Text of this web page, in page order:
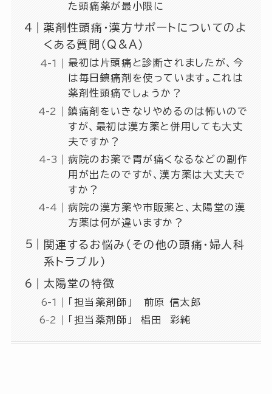
た頭痛薬が最小限に
薬剤性頭痛・漢方サポートについてのよ
くある質問（Q&A）
最初は片頭痛と診断されましたが、今
は毎日鎮痛剤を使っています。これは
薬剤性頭痛でしょうか？
鎮痛剤をいきなりやめるのは怖いので
すが、最初は漢方薬と併用しても大丈
夫ですか？
病院のお薬で胃が痛くなるなどの副作
用が出たのですが、漢方薬は大丈夫で
すか？
病院の漢方薬や市販薬と、太陽堂の漢
方薬は何が違いますか？
関連するお悩み（その他の頭痛・婦人科
系トラブル）
太陽堂の特徴
「担当薬剤師」 前原 信太郎
「担当薬剤師」 椙田 彩純